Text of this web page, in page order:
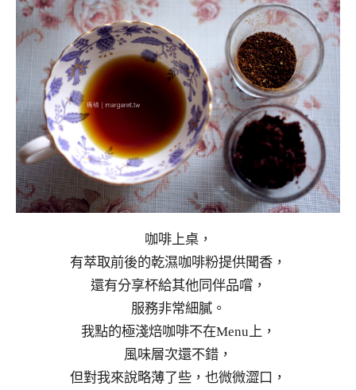
咖啡上桌，
有萃取前後的乾濕咖啡粉提供聞香，
還有分享杯給其他同伴品嚐，
服務非常細膩。
我點的極淺焙咖啡不在Menu上，
風味層次還不錯，
但對我來說略薄了些，也微微澀口，